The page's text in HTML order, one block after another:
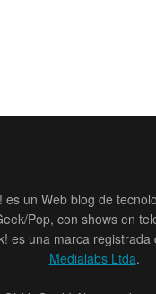
es un Web blog de
Pop, con shows en
es una marca registrada
Medialabs Ltda.